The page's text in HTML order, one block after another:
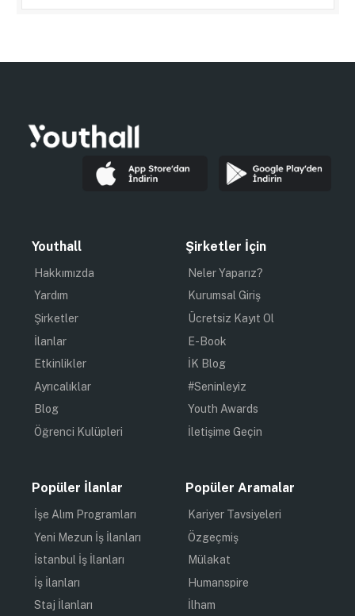
Youthall
Hakkımızda
Yardım
Şirketler
İlanlar
Etkinlikler
Ayrıcalıklar
Blog
Öğrenci Kulüpleri
Şirketler İçin
Neler Yaparız?
Kurumsal Giriş
Ücretsiz Kayıt Ol
E-Book
İK Blog
#Seninleyiz
Youth Awards
İletişime Geçin
Popüler İlanlar
İşe Alım Programları
Yeni Mezun İş İlanları
İstanbul İş İlanları
İş İlanları
Staj İlanları
Popüler Aramalar
Kariyer Tavsiyeleri
Özgeçmiş
Mülakat
Humanspire
İlham